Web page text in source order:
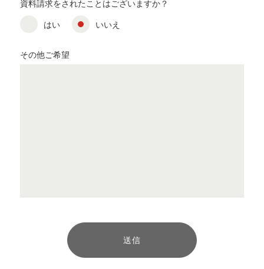
資料請求をされたことはございますか？
はい
いいえ
その他ご希望